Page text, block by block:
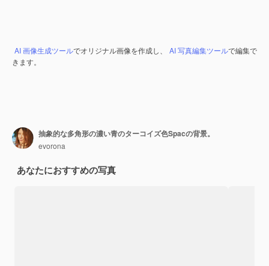
AI 画像生成ツールでオリジナル画像を作成し、 AI 写真編集ツールで編集で
きます。
抽象的な多角形の濃い青のターコイズ色Spacの背景。
evorona
あなたにおすすめの写真